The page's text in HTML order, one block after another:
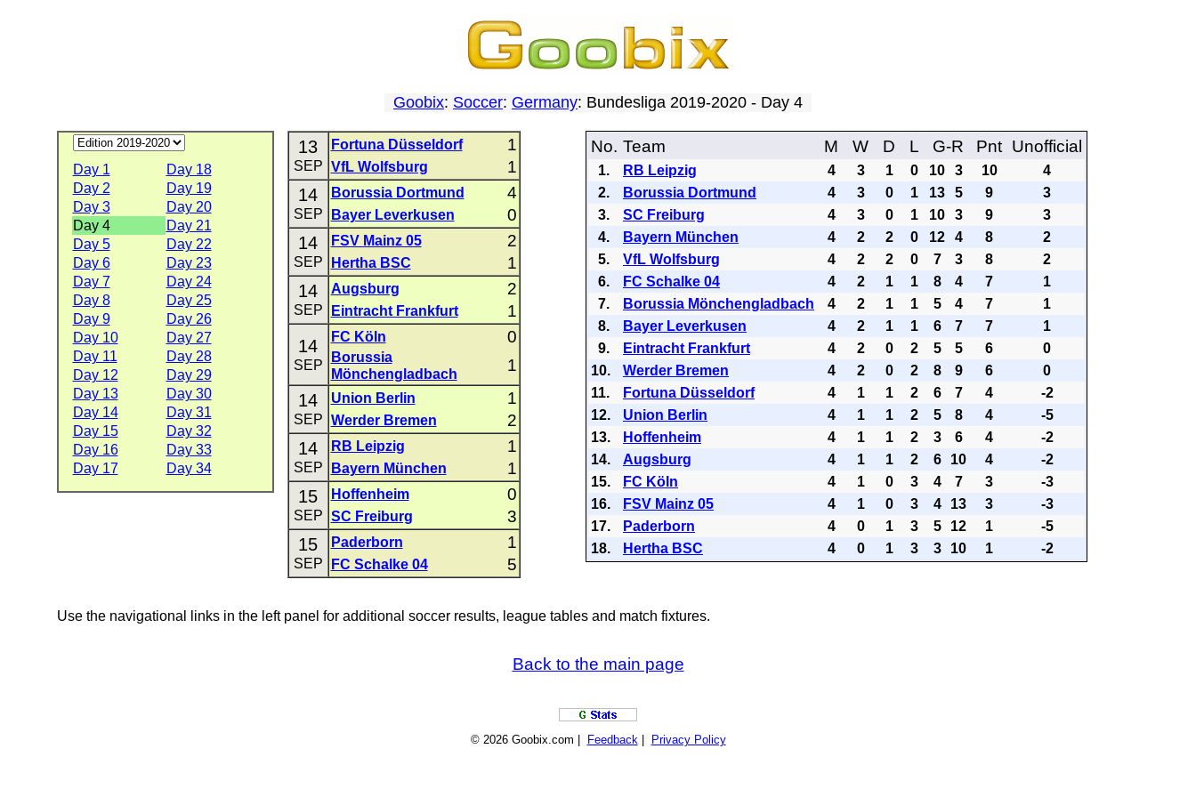
Goobix: Soccer: Germany: Bundesliga 2019-2020 - Day 4
Day 1
Day 18
Day 2
Day 19
Day 3
Day 20
Day 4
Day 21
Day 5
Day 22
Day 6
Day 23
Day 7
Day 24
Day 8
Day 25
Day 9
Day 26
Day 10
Day 27
Day 11
Day 28
Day 12
Day 29
Day 13
Day 30
Day 14
Day 31
Day 15
Day 32
Day 16
Day 33
Day 17
Day 34
13
SEP
Fortuna Düsseldorf 1
VfL Wolfsburg 1
14
SEP
Borussia Dortmund 4
Bayer Leverkusen 0
14
SEP
FSV Mainz 05 2
Hertha BSC 1
14
SEP
Augsburg 2
Eintracht Frankfurt 1
14
SEP
FC Köln 0
Borussia
Mönchengladbach
1
14
SEP
Union Berlin 1
Werder Bremen 2
14
SEP
RB Leipzig 1
Bayern München 1
15
SEP
Hoffenheim 0
SC Freiburg 3
15
SEP
Paderborn 1
FC Schalke 04 5
No. Team M W D L G-R Pnt Unofficial
1. RB Leipzig 4 3 1 0 10 3 10
4
2.
Borussia Dortmund 4 3 0 1 13 5 9
3
3.
SC Freiburg 4 3 0 1 10 3 9
3
4.
Bayern München 4 2 2 0 12 4 8
2
5.
VfL Wolfsburg 4 2 2 0 7 3 8
2
6.
FC Schalke 04 4 2 1 1 8 4 7
1
7.
Borussia Mönchengladbach 4 2 1 1 5 4 7
1
8.
Bayer Leverkusen 4 2 1 1 6 7 7
1
9.
Eintracht Frankfurt 4 2 0 2 5 5 6
0
10.
Werder Bremen 4 2 0 2 8 9 6
0
11.
Fortuna Düsseldorf 4 1 1 2 6 7 4
-2
12.
Union Berlin 4 1 1 2 5 8 4
-5
13.
Hoffenheim 4 1 1 2 3 6 4
-2
14.
Augsburg 4 1 1 2 6 10 4
-2
15.
FC Köln 4 1 0 3 4 7 3
-3
16.
FSV Mainz 05 4 1 0 3 4 13 3
-3
17.
Paderborn 4 0 1 3 5 12 1
-5
18.
Hertha BSC 4 0 1 3 3 10 1 -2
Use the navigational links in the left panel for additional soccer results, league tables and match fixtures.
Back to the main page
© 2026 Goobix.com | Feedback| Privacy Policy